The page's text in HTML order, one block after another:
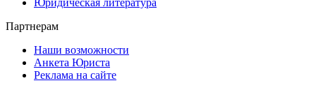
Юридическая литература
Партнерам
Наши возможности
Анкета Юриста
Реклама на сайте